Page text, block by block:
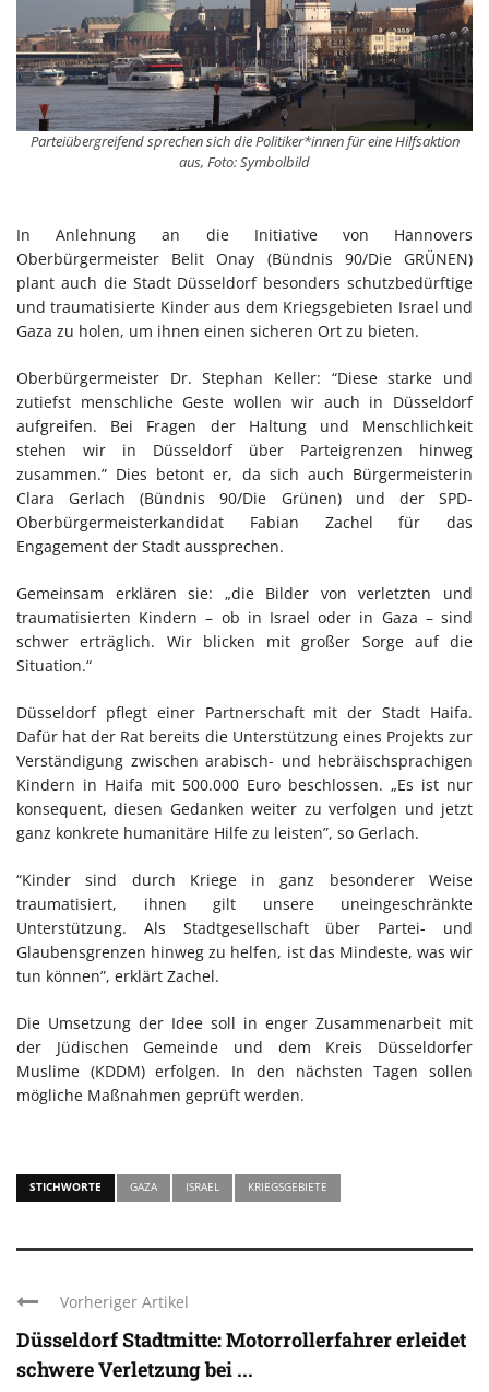
Parteiübergreifend sprechen sich die Politiker*innen für eine Hilfsaktion
aus, Foto: Symbolbild
In Anlehnung an die Initiative von Hannovers
Oberbürgermeister Belit Onay (Bündnis 90/Die GRÜNEN)
plant auch die Stadt Düsseldorf besonders schutzbedürftige
und traumatisierte Kinder aus dem Kriegsgebieten Israel und
Gaza zu holen, um ihnen einen sicheren Ort zu bieten.
Oberbürgermeister Dr. Stephan Keller: “Diese starke und
zutiefst menschliche Geste wollen wir auch in Düsseldorf
aufgreifen. Bei Fragen der Haltung und Menschlichkeit
stehen wir in Düsseldorf über Parteigrenzen hinweg
zusammen.” Dies betont er, da sich auch Bürgermeisterin
Clara Gerlach (Bündnis 90/Die Grünen) und der SPD-
Oberbürgermeisterkandidat Fabian Zachel für das
Engagement der Stadt aussprechen.
Gemeinsam erklären sie: „die Bilder von verletzten und
traumatisierten Kindern – ob in Israel oder in Gaza – sind
schwer erträglich. Wir blicken mit großer Sorge auf die
Situation.“
Düsseldorf pflegt einer Partnerschaft mit der Stadt Haifa.
Dafür hat der Rat bereits die Unterstützung eines Projekts zur
Verständigung zwischen arabisch- und hebräischsprachigen
Kindern in Haifa mit 500.000 Euro beschlossen. „Es ist nur
konsequent, diesen Gedanken weiter zu verfolgen und jetzt
ganz konkrete humanitäre Hilfe zu leisten”, so Gerlach.
“Kinder sind durch Kriege in ganz besonderer Weise
traumatisiert, ihnen gilt unsere uneingeschränkte
Unterstützung. Als Stadtgesellschaft über Partei- und
Glaubensgrenzen hinweg zu helfen, ist das Mindeste, was wir
tun können”, erklärt Zachel.
Die Umsetzung der Idee soll in enger Zusammenarbeit mit
der Jüdischen Gemeinde und dem Kreis Düsseldorfer
Muslime (KDDM) erfolgen. In den nächsten Tagen sollen
mögliche Maßnahmen geprüft werden.
STICHWORTE GAZA ISRAEL KRIEGSGEBIETE
Vorheriger Artikel
Düsseldorf Stadtmitte: Motorrollerfahrer erleidet
schwere Verletzung bei ...